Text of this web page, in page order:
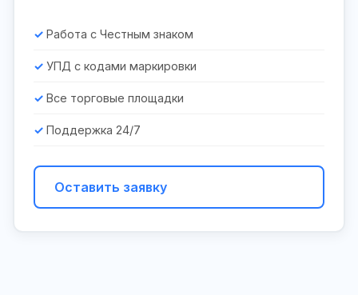
Работа с Честным знаком
УПД с кодами маркировки
Все торговые площадки
Поддержка 24/7
Оставить заявку